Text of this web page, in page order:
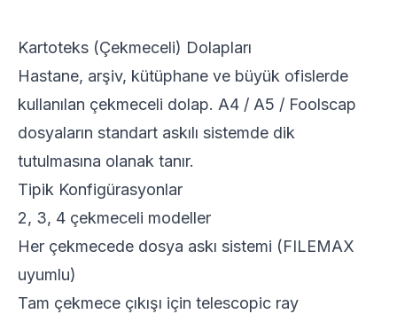
Kartoteks (Çekmeceli) Dolapları
Hastane, arşiv, kütüphane ve büyük ofislerde
kullanılan çekmeceli dolap. A4 / A5 / Foolscap
dosyaların standart askılı sistemde dik
tutulmasına olanak tanır.
Tipik Konfigürasyonlar
2, 3, 4 çekmeceli modeller
Her çekmecede dosya askı sistemi (FILEMAX
uyumlu)
Tam çekmece çıkışı için telescopic ray